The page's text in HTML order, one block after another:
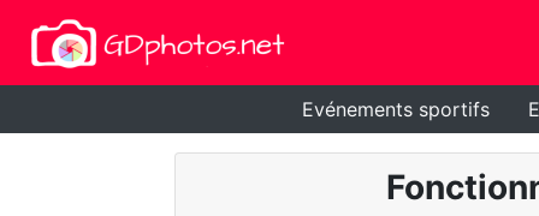
Evénements sportifs